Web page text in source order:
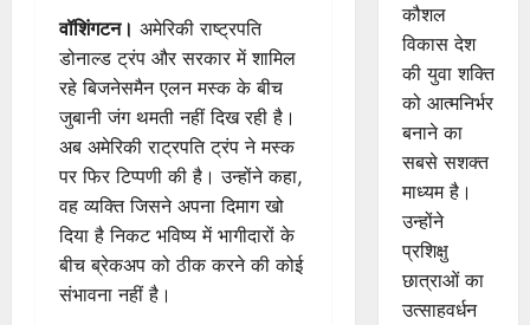
वॉशिंगटन। अमेरिकी राष्ट्रपति
डोनाल्ड ट्रंप और सरकार में शामिल
रहे बिजनेसमैन एलन मस्क के बीच
जुबानी जंग थमती नहीं दिख रही है।
अब अमेरिकी राट्रपति ट्रंप ने मस्क
पर फिर टिप्पणी की है। उन्होंने कहा,
वह व्यक्ति जिसने अपना दिमाग खो
दिया है निकट भविष्य में भागीदारों के
बीच ब्रेकअप को ठीक करने की कोई
संभावना नहीं है।
कौशल
विकास देश
की युवा शक्ति
को आत्मनिर्भर
बनाने का
सबसे सशक्त
माध्यम है।
उन्होंने
प्रशिक्षु
छात्राओं का
उत्साहवर्धन